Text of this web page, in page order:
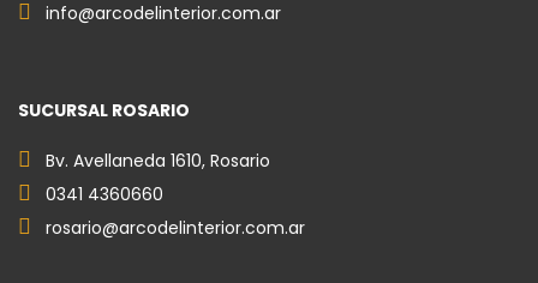
info@arcodelinterior.com.ar
SUCURSAL ROSARIO
Bv. Avellaneda 1610, Rosario
0341 4360660
rosario@arcodelinterior.com.ar